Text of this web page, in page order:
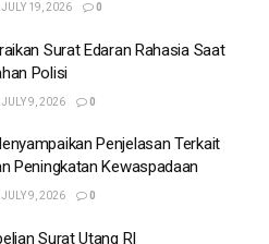
JULY 19, 2026 0
Surat Edaran Rahasia Saat
Polisi
JULY 9, 2026 0
Penjelasan Terkait
Peningkatan Kewaspadaan
JULY 9, 2026 0
Surat Utang RI